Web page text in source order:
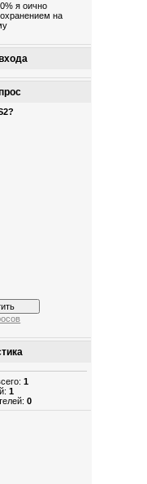
я оично
на
1
1
0